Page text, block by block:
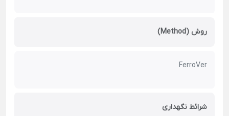
روش (Method)
FerroVer
شرائط نگهداری